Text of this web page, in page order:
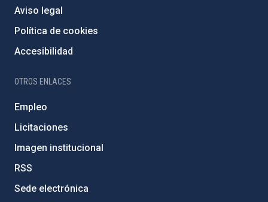
Aviso legal
Política de cookies
Accesibilidad
OTROS ENLACES
Empleo
Licitaciones
Imagen institucional
RSS
Sede electrónica